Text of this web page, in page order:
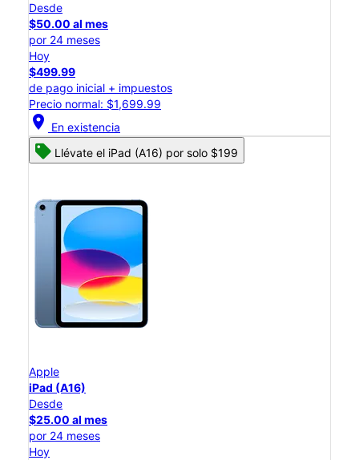
Desde
$50.00 al mes
por 24 meses
Hoy
$499.99
de pago inicial + impuestos
Precio normal: $1,699.99
location_on En existencia
Llévate el iPad (A16) por solo $199
Apple
iPad (A16)
Desde
$25.00 al mes
por 24 meses
Hoy